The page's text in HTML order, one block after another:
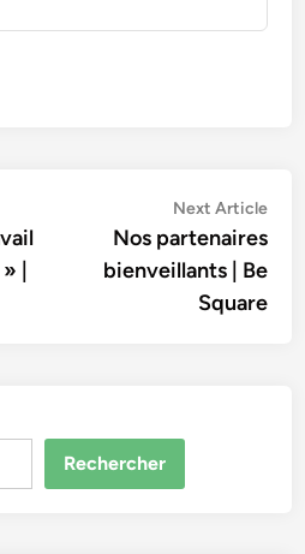
|
Next Article
Nos partenaires
bienveillants | Be
Square
Rechercher